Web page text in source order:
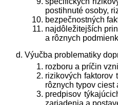
postihnuté osoby,
bezpečnostných
najdôležitejších
a rôznych
Výučba problematiky
rozboru a príčin
rizikových faktorov
rôznych typov ciest
predpisov
zariadenia a